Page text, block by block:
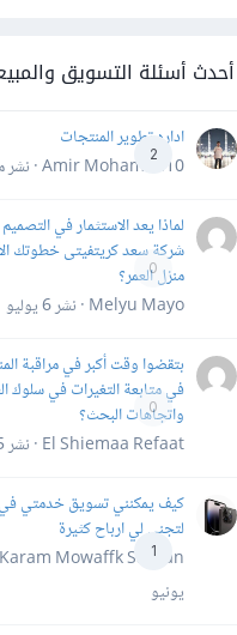
أحدث أسئلة التسويق
2
اداره تطوير المنتجات
Amir Mohamed10 · نشر
0
لماذا يعد الاستثمار في
شركة سعد كريتفيتى خطوتك
منزل العمر؟
Melyu Mayo · نشر
6 يوليو
0
بتقضوا وقت أكبر في مراقبة
في متابعة التغيرات في سلوك
واتجاهات البحث؟
El Shiemaa Refaat · نشر
1
كيف يمكنني تسويق خدمتي
لتجني لي ارباح كثيرة
Karam Mowaffk Sarhan · نشر
يونيو